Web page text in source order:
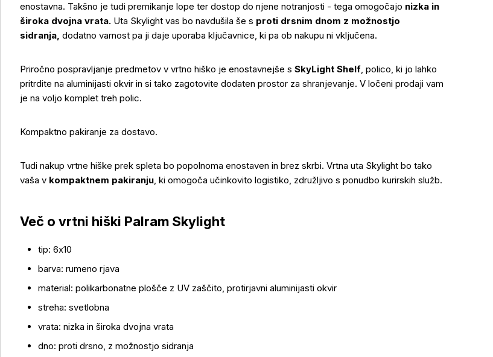
Več o izdelku
enostavna. Takšno je tudi premikanje lope ter dostop do njene notranjosti - tega omogočajo nizka in
široka dvojna vrata. Uta Skylight vas bo navdušila še s proti drsnim dnom z možnostjo
sidranja, dodatno varnost pa ji daje uporaba ključavnice, ki pa ob nakupu ni vključena.
Priročno pospravljanje predmetov v vrtno hiško je enostavnejše s SkyLight Shelf, polico, ki jo lahko
pritrdite na aluminijasti okvir in si tako zagotovite dodaten prostor za shranjevanje. V ločeni prodaji vam
je na voljo komplet treh polic.
Kompaktno pakiranje za dostavo.
Tudi nakup vrtne hiške prek spleta bo popolnoma enostaven in brez skrbi. Vrtna uta Skylight bo tako
vaša v kompaktnem pakiranju, ki omogoča učinkovito logistiko, združljivo s ponudbo kurirskih služb.
Več o vrtni hiški Palram Skylight
tip: 6x10
barva: rumeno rjava
material: polikarbonatne plošče z UV zaščito, protirjavni aluminijasti okvir
streha: svetlobna
vrata: nizka in široka dvojna vrata
dno: proti drsno, z možnostjo sidranja